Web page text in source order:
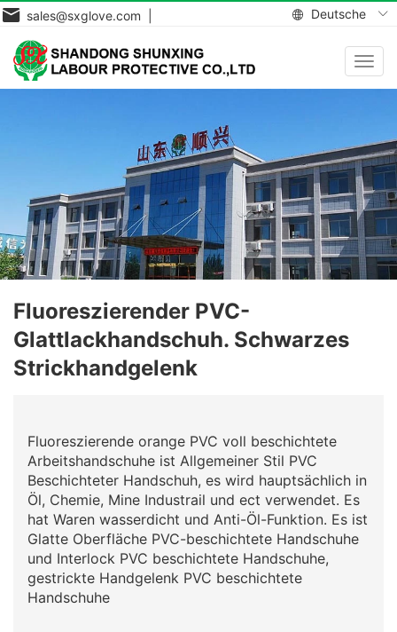
Deutsche
sales@sxglove.com |
Fluoreszierender PVC-
Glattlackhandschuh. Schwarzes
Strickhandgelenk
Fluoreszierende orange PVC voll beschichtete
Arbeitshandschuhe ist Allgemeiner Stil PVC
Beschichteter Handschuh, es wird hauptsächlich in
Öl, Chemie, Mine Industrail und ect verwendet. Es
hat Waren wasserdicht und Anti-Öl-Funktion. Es ist
Glatte Oberfläche PVC-beschichtete Handschuhe
und Interlock PVC beschichtete Handschuhe,
gestrickte Handgelenk PVC beschichtete
Handschuhe